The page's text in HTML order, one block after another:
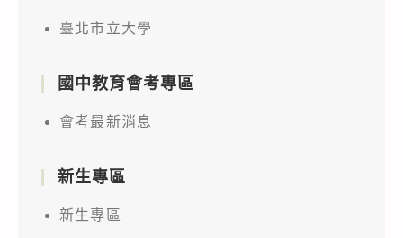
臺北市立大學
國中教育會考專區
會考最新消息
新生專區
新生專區